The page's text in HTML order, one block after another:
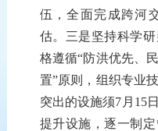
伍 ，全面完成跨河
估。 三是坚持科学
格遵循“防洪优先、
置”原则，组织专业
突出的设施须7月15
提升设施，逐一制